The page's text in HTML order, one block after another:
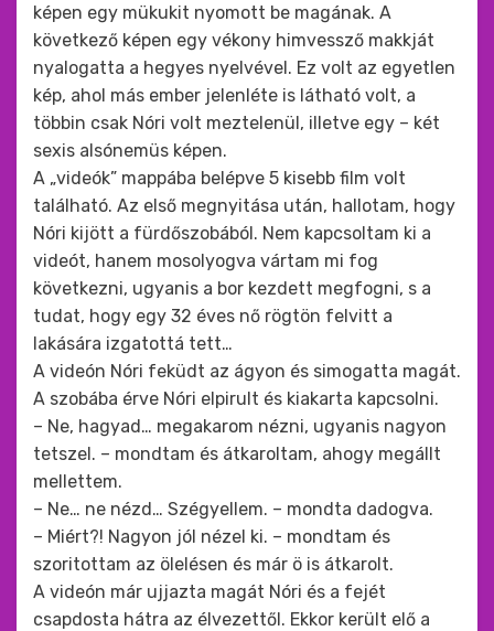
képen egy mükukit nyomott be magának. A
következő képen egy vékony himvessző makkját
nyalogatta a hegyes nyelvével. Ez volt az egyetlen
kép, ahol más ember jelenléte is látható volt, a
többin csak Nóri volt meztelenül, illetve egy – két
sexis alsónemüs képen.
A „videók” mappába belépve 5 kisebb film volt
található. Az első megnyitása után, hallotam, hogy
Nóri kijött a fürdőszobából. Nem kapcsoltam ki a
videót, hanem mosolyogva vártam mi fog
következni, ugyanis a bor kezdett megfogni, s a
tudat, hogy egy 32 éves nő rögtön felvitt a
lakására izgatottá tett…
A videón Nóri feküdt az ágyon és simogatta magát.
A szobába érve Nóri elpirult és kiakarta kapcsolni.
– Ne, hagyad… megakarom nézni, ugyanis nagyon
tetszel. – mondtam és átkaroltam, ahogy megállt
mellettem.
– Ne… ne nézd… Szégyellem. – mondta dadogva.
– Miért?! Nagyon jól nézel ki. – mondtam és
szoritottam az ölelésen és már ö is átkarolt.
A videón már ujjazta magát Nóri és a fejét
csapdosta hátra az élvezettől. Ekkor került elő a